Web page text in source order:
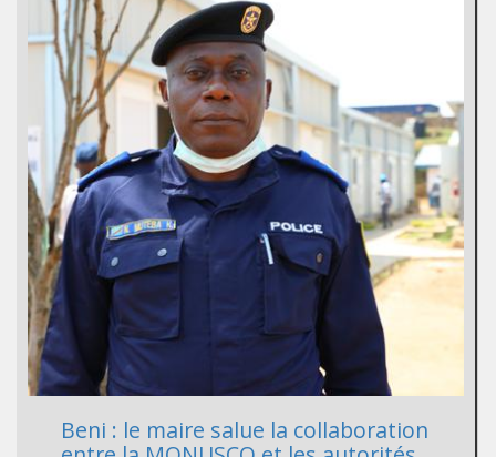
Beni : le maire salue la collaboration